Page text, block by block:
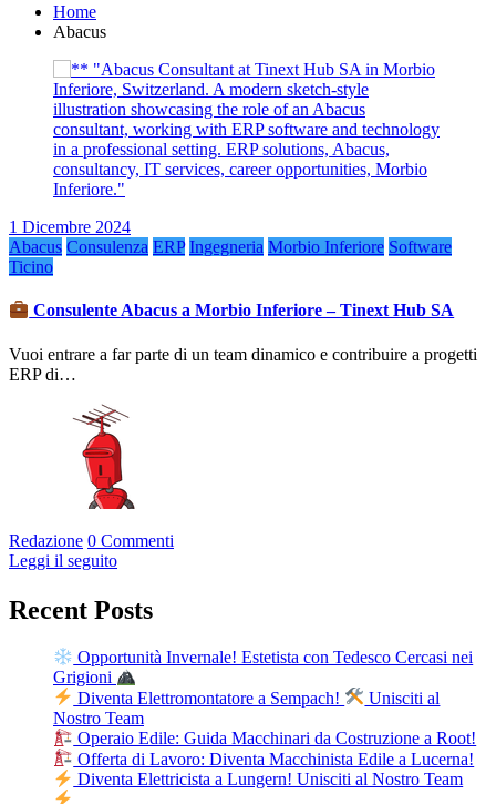
Home
Abacus
1 Dicembre 2024
Abacus Consulenza ERP Ingegneria Morbio Inferiore Software
Ticino
Consulente Abacus a Morbio Inferiore – Tinext Hub SA
Vuoi entrare a far parte di un team dinamico e contribuire a progetti
ERP di…
Redazione 0 Commenti
Leggi il seguito
Recent Posts
Opportunità Invernale! Estetista con Tedesco Cercasi nei
Grigioni
Diventa Elettromontatore a Sempach!
Unisciti al
Nostro Team
Operaio Edile: Guida Macchinari da Costruzione a Root!
Offerta di Lavoro: Diventa Macchinista Edile a Lucerna!
Diventa Elettricista a Lungern! Unisciti al Nostro Team